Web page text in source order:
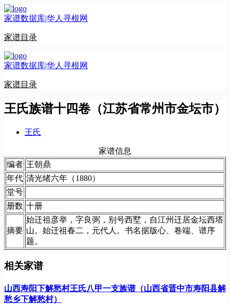
跳
至
容
家谱数据库|华人寻根网
家谱目录
家谱数据库|华人寻根网
家谱目录
王氏族谱十四卷（江苏省常州市金坛市）
王氏
家谱信息
编者 王朝鼎
年代 清光绪六年（1880）
堂号
册数 十册
摘要
始迁祖彦举，字良弼，别号西墅，自江州迁居金坛西塔
山。始迁祖春二，元代人。书名据版心、卷端、谱序
题。
相关家谱
山西寿阳下解愁村王氏八甲一支族谱（山西省晋中市寿阳县解
愁乡下解愁村）